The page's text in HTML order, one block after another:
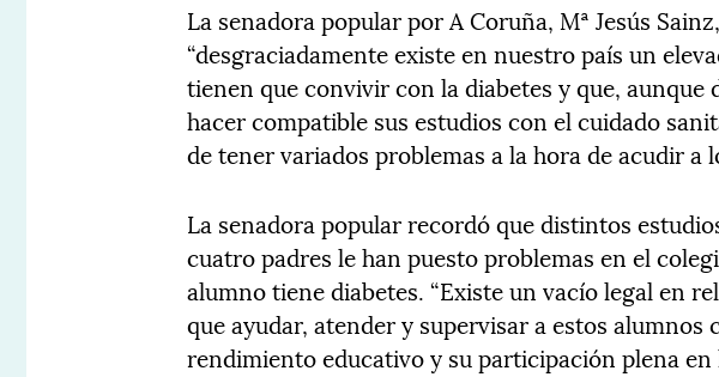
La senadora popular por A Coruña, Mª Jesús
“desgraciadamente existe en nuestro país un
tienen que convivir con la diabetes y que, aunque
hacer compatible sus estudios con el cuidado
de tener variados problemas a la hora de acudir a
La senadora popular recordó que distintos
cuatro padres le han puesto problemas en el
alumno tiene diabetes. “Existe un vacío legal en
que ayudar, atender y supervisar a estos alumnos
rendimiento educativo y su participación plena en